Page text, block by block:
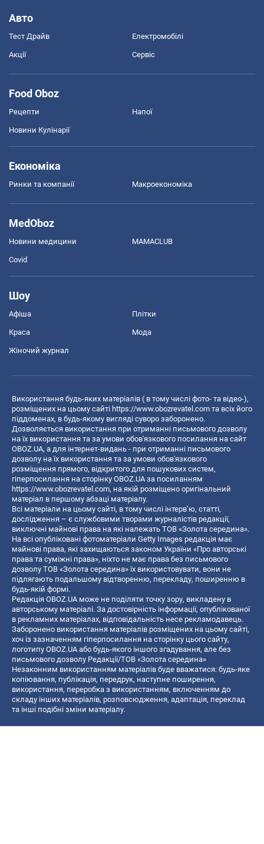
Авто
Тест Драйв Електромобілі
Акції Сервіс
Food Oboz
Рецепти Напої
Новини Кулінарії
Економіка
Ринки та компанії Макроекономіка
MedOboz
Новини медицини MAMACLUB
Covid
Шоу
Афіша Плітки
Краса Мода
Жіночий журнал
Використання будь-яких матеріалів ( в тому числі фото- та відео-),
розміщених на цьому сайті https://www.obozrevatel.com та всіх його
піддоменах, в будь-якому вигляді суворо заборонено.
Дозволяється використання при отриманні письмового дозволу
на їх використання та за умови обов'язкового посилання на сайт
OBOZ.UA, а для інтернет-видань - при отриманні письмового
дозволу на їх використання та за умови обов'язкового
розміщення прямого, відкритого для пошукових систем,
гіперпосилання на сторінку OBOZ.UA за посиланням
https://www.obozrevatel.com, на якій розміщено оригінальний
матеріал в першому абзаці матеріалу.
Всі матеріали на цьому сайті, в тому числі інтерв’ю, статті,
дослідження – є службовими творами журналістів редакції,
виключні майнові права на які належать ТОВ «Золота середина».
На всі опубліковані фотоматеріали Getty Images редакція має
майнові права, які захищаються законом України «Про авторські
права та суміжні права», ніхто не має права без письмового
дозволу ТОВ «Золота середина» їх використовувати, вони не
підлягають подальшому відтворенню, перекладу, поширенню в
будь-якій формі.
Редакція OBOZ.UA може не поділяти точку зору, викладену в
авторському матеріалі. За достовірність інформації, опублікованої
в рекламних матеріалах, відповідальність несе рекламодавець.
Заборонено використання матеріалів розміщених на цьому сайті,
хоч із зазначенням гіперпосилання на сторінку цього сайту,
логотипу OBOZ.UA або будь-якого іншого згадування, але без
письмового дозволу Редакції/ТОВ «Золота середина»
Незаконним використанням матеріалів буде вважатися: будь-яке
копiювання, публiкацiя, передрук, наступне поширення,
використання, переробка з використанням, включенням до
складу інших матеріалів, розповсюдження, адаптація, переклад
та інші подібні зміни матеріалу.